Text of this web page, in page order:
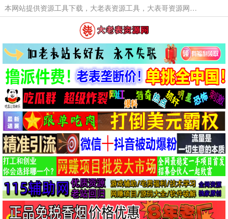
本网站提供资源工具下载，大老表资源工具，大表哥资源网软件工具，大老表资源下载，活动线报福利资源分享,活动线报，大型网游经典游戏，网络热门技术游戏辅助交流与分享。